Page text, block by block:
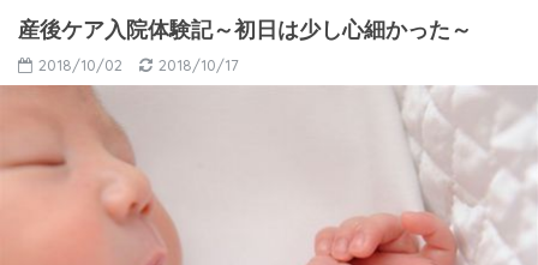
産後ケア入院体験記～初日は少し心細かった～
2018/10/02 2018/10/17